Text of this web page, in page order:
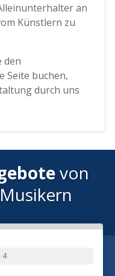
an
Künstlern zu
den
Seite buchen,
durch uns
von
4